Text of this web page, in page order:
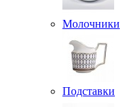
Молочники
Подставки